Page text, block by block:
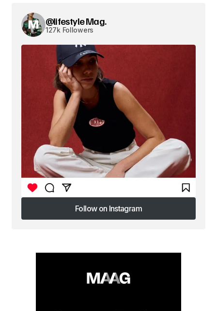
@lifestyle Mag.
127k Followers
Follow on Instagram
Follow on Instagram